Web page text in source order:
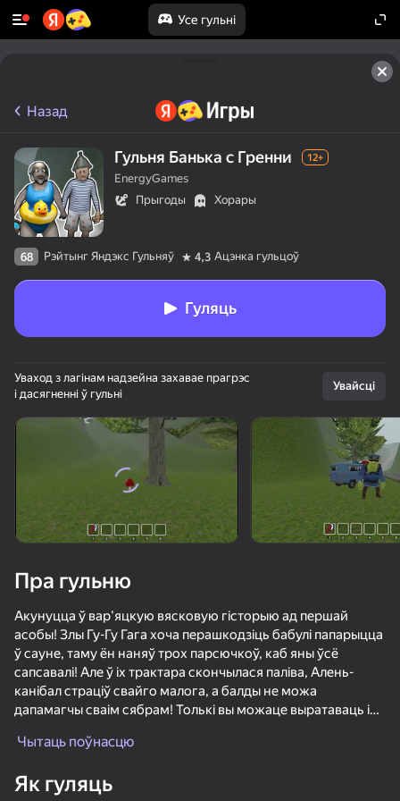
Усе гульні
Павярніце прыладу
Гульня працуе толькі ў гарызантальнай
арыентацыі
Рисуй и Прячься
Назад
Гульня Банька с Гренни 12+
EnergyGames
Прыгоды
Хорары
68 Рэйтынг Яндэкс Гульняў 4,3 Ацэнка гульцоў
Гуляць
Уваход з лагінам надзейна захавае прагрэс
і дасягненні ў гульні
Увайсці
Пра гульню
Акунуцца ў вар'яцкую вясковую гісторыю ад першай
асобы! Злы Гу-Гу Гага хоча перашкодзіць бабулі папарыцца
ў сауне, таму ён наняў трох парсючкоў, каб яны ўсё
сапсавалі! Але ў іх трактара скончылася паліва, Алень-
канібал страціў свайго малога, а балды не можа
дапамагчы сваім сябрам! Толькі вы можаце выратаваць іх
мясцовасць і аб'язджайце вёску. Дапамажыце
чыім вы баку. Усё залежыць ад вас-ажыццявіць Ці Гу-Гу Гага
Чытаць поўнасцю
Як гуляць